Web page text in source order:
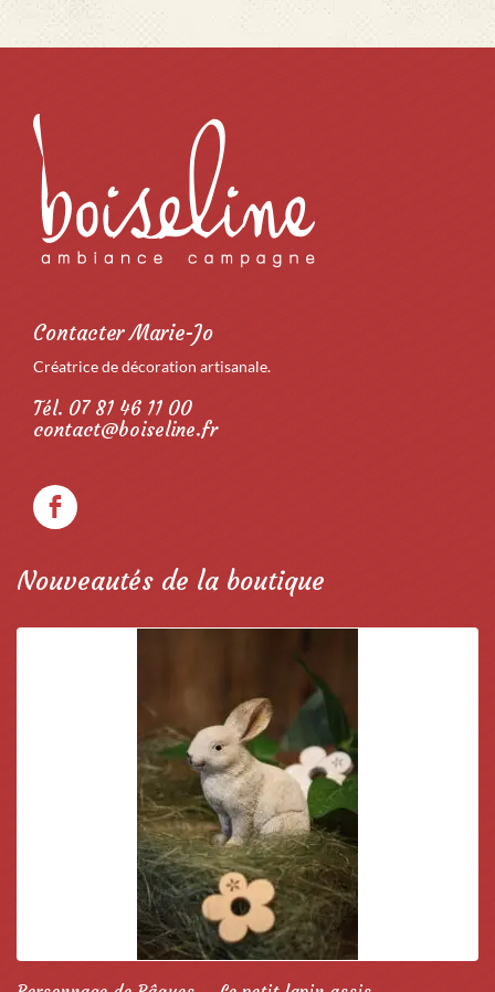
Contacter Marie-Jo
Créatrice de décoration artisanale.
Tél. 07 81 46 11 00
contact@boiseline.fr
Nouveautés de la boutique